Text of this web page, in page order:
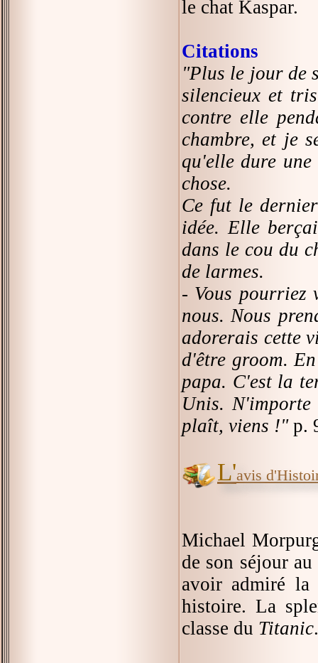
le chat Kaspar.
Citations
"Plus le jour de
silencieux et
contre elle
chambre, et je
qu'elle dure
chose.
Ce fut le
idée. Elle
dans le cou du
de larmes.
- Vous pourriez
nous. Nous
adorerais cette
d'être groom.
papa. C'est la
Unis.
plaît, viens !"p.
L'avis
Michael
de son séjour
avoir admiré la
histoire. La
classe du Titanic